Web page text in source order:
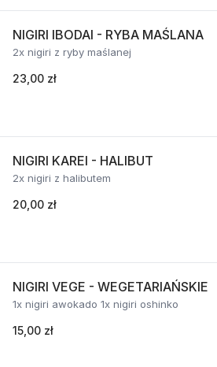
NIGIRI IBODAI - RYBA MAŚLANA
2x nigiri z ryby maślanej
23,00 zł
NIGIRI KAREI - HALIBUT
2x nigiri z halibutem
20,00 zł
NIGIRI VEGE - WEGETARIAŃSKIE
1x nigiri awokado 1x nigiri oshinko
15,00 zł